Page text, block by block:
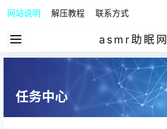
网站说明 解压教程 联系方式
asmr助眠网
任务中心